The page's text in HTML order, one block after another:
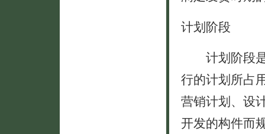
计划阶段
计划阶段是
行的计划所占
营销计划、设
开发的构件而